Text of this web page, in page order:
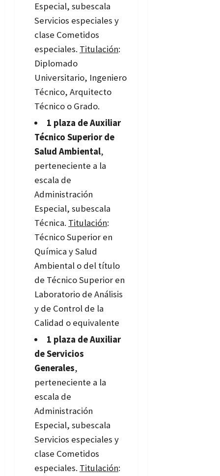
Especial, subescala
Servicios especiales y
clase Cometidos
especiales. Titulación:
Diplomado
Universitario, Ingeniero
Técnico, Arquitecto
Técnico o Grado.
1 plaza de Auxiliar
Técnico Superior de
Salud Ambiental,
perteneciente a la
escala de
Administración
Especial, subescala
Técnica. Titulación:
Técnico Superior en
Química y Salud
Ambiental o del título
de Técnico Superior en
Laboratorio de Análisis
y de Control de la
Calidad o equivalente
1 plaza de Auxiliar
de Servicios
Generales,
perteneciente a la
escala de
Administración
Especial, subescala
Servicios especiales y
clase Cometidos
especiales. Titulación: